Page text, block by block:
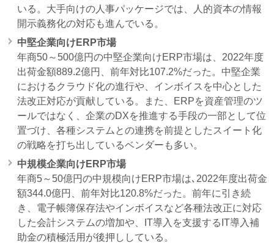
いる。大手向けの人事パッケージでは、人的資本の情報
開示義務化の対応も進んでいる。
中堅企業向けERP市場
年商50～500億円の中堅企業向けERP市場は、2022年度
出荷金額889.2億円、前年対比107.2%だった。中堅企業
におけるクラウド化の進行や、インボイスを中心とした
法改正対応が貢献している。また、ERPを資産管理のツ
ールではなく、企業のDXを推進する手段の一部として位
置づけ、各種システムとの連携を前提としたスイート化
の戦略を打ち出しているベンダーも多い。
中規模企業向けERP市場
年商5～50億円の中規模向けERP市場は､2022年度出荷金
額344.0億円、前年対比120.8%だった。前年に引き続
き、電子帳簿保存法やインボイスなど各種法改正に対応
した会計システムの増加や、IT導入を支援するIT導入補
助金の積極活用が後押ししている。